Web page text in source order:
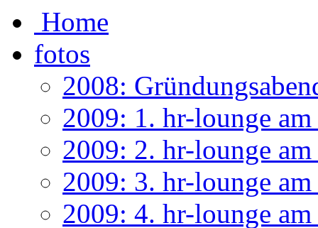
Home
fotos
2008:
2009: 1. hr-lounge am
2009: 2. hr-lounge
2009: 3. hr-lounge
2009: 4. hr-lounge